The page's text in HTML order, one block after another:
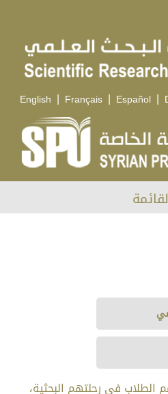
English | Français | Español |
في رحلتهم البحثية،